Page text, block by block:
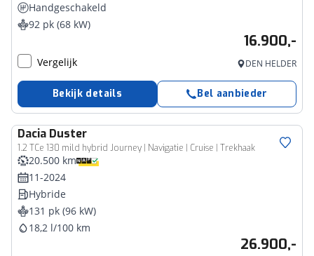
Handgeschakeld
92 pk (68 kW)
16.900,-
Vergelijk DEN HELDER
Bekijk details Bel aanbieder
Dacia Duster
1.2 TCe 130 mild hybrid Journey | Navigatie | Cruise | Trekhaak
20.500 km
11-2024
Hybride
131 pk (96 kW)
18,2 l/100 km
26.900,-